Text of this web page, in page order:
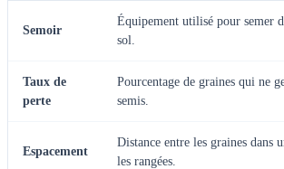
Semoir
Équipement utilisé pour semer
sol.
Taux de
perte
Pourcentage de graines qui ne
semis.
Espacement
Distance entre les graines dans
les rangées.